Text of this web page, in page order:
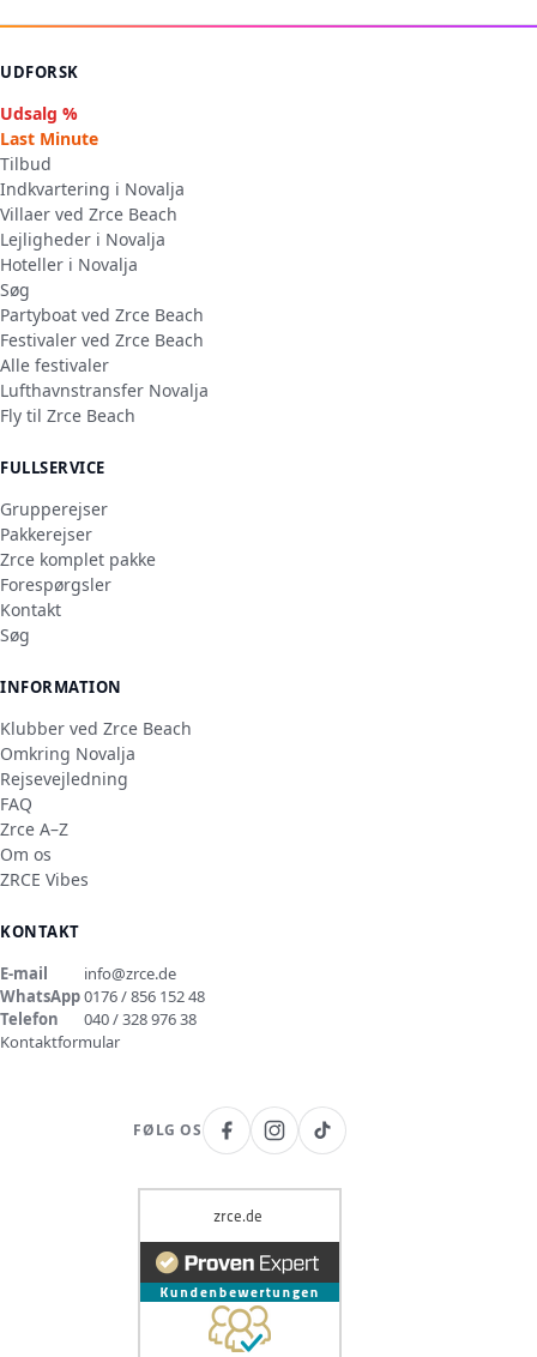
UDFORSK
Udsalg %
Last Minute
Tilbud
Indkvartering i Novalja
Villaer ved Zrce Beach
Lejligheder i Novalja
Hoteller i Novalja
Søg
Partyboat ved Zrce Beach
Festivaler ved Zrce Beach
Alle festivaler
Lufthavnstransfer Novalja
Fly til Zrce Beach
FULLSERVICE
Grupperejser
Pakkerejser
Zrce komplet pakke
Forespørgsler
Kontakt
Søg
INFORMATION
Klubber ved Zrce Beach
Omkring Novalja
Rejsevejledning
FAQ
Zrce A–Z
Om os
ZRCE Vibes
KONTAKT
E-mail
info@zrce.de
WhatsApp0176 / 856 152 48
Telefon
040 / 328 976 38
Kontaktformular
FØLG OS